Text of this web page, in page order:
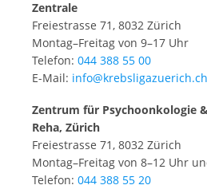
Zentrale
Freiestrasse 71, 8032 Zürich
Montag–Freitag von 9–17 Uhr
Telefon: 044 388 55 00
E-Mail: info@krebsligazuerich.ch
Zentrum für Psychoonkologie
Reha, Zürich
Freiestrasse 71, 8032 Zürich
Montag–Freitag von 8–12 Uhr
Telefon: 044 388 55 20